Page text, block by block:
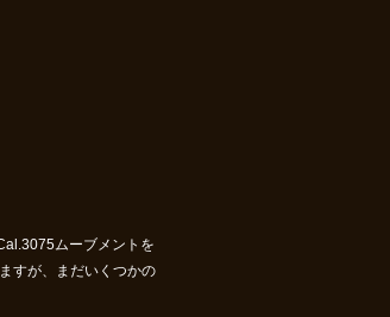
ムーブメントを
すが、まだいくつかの